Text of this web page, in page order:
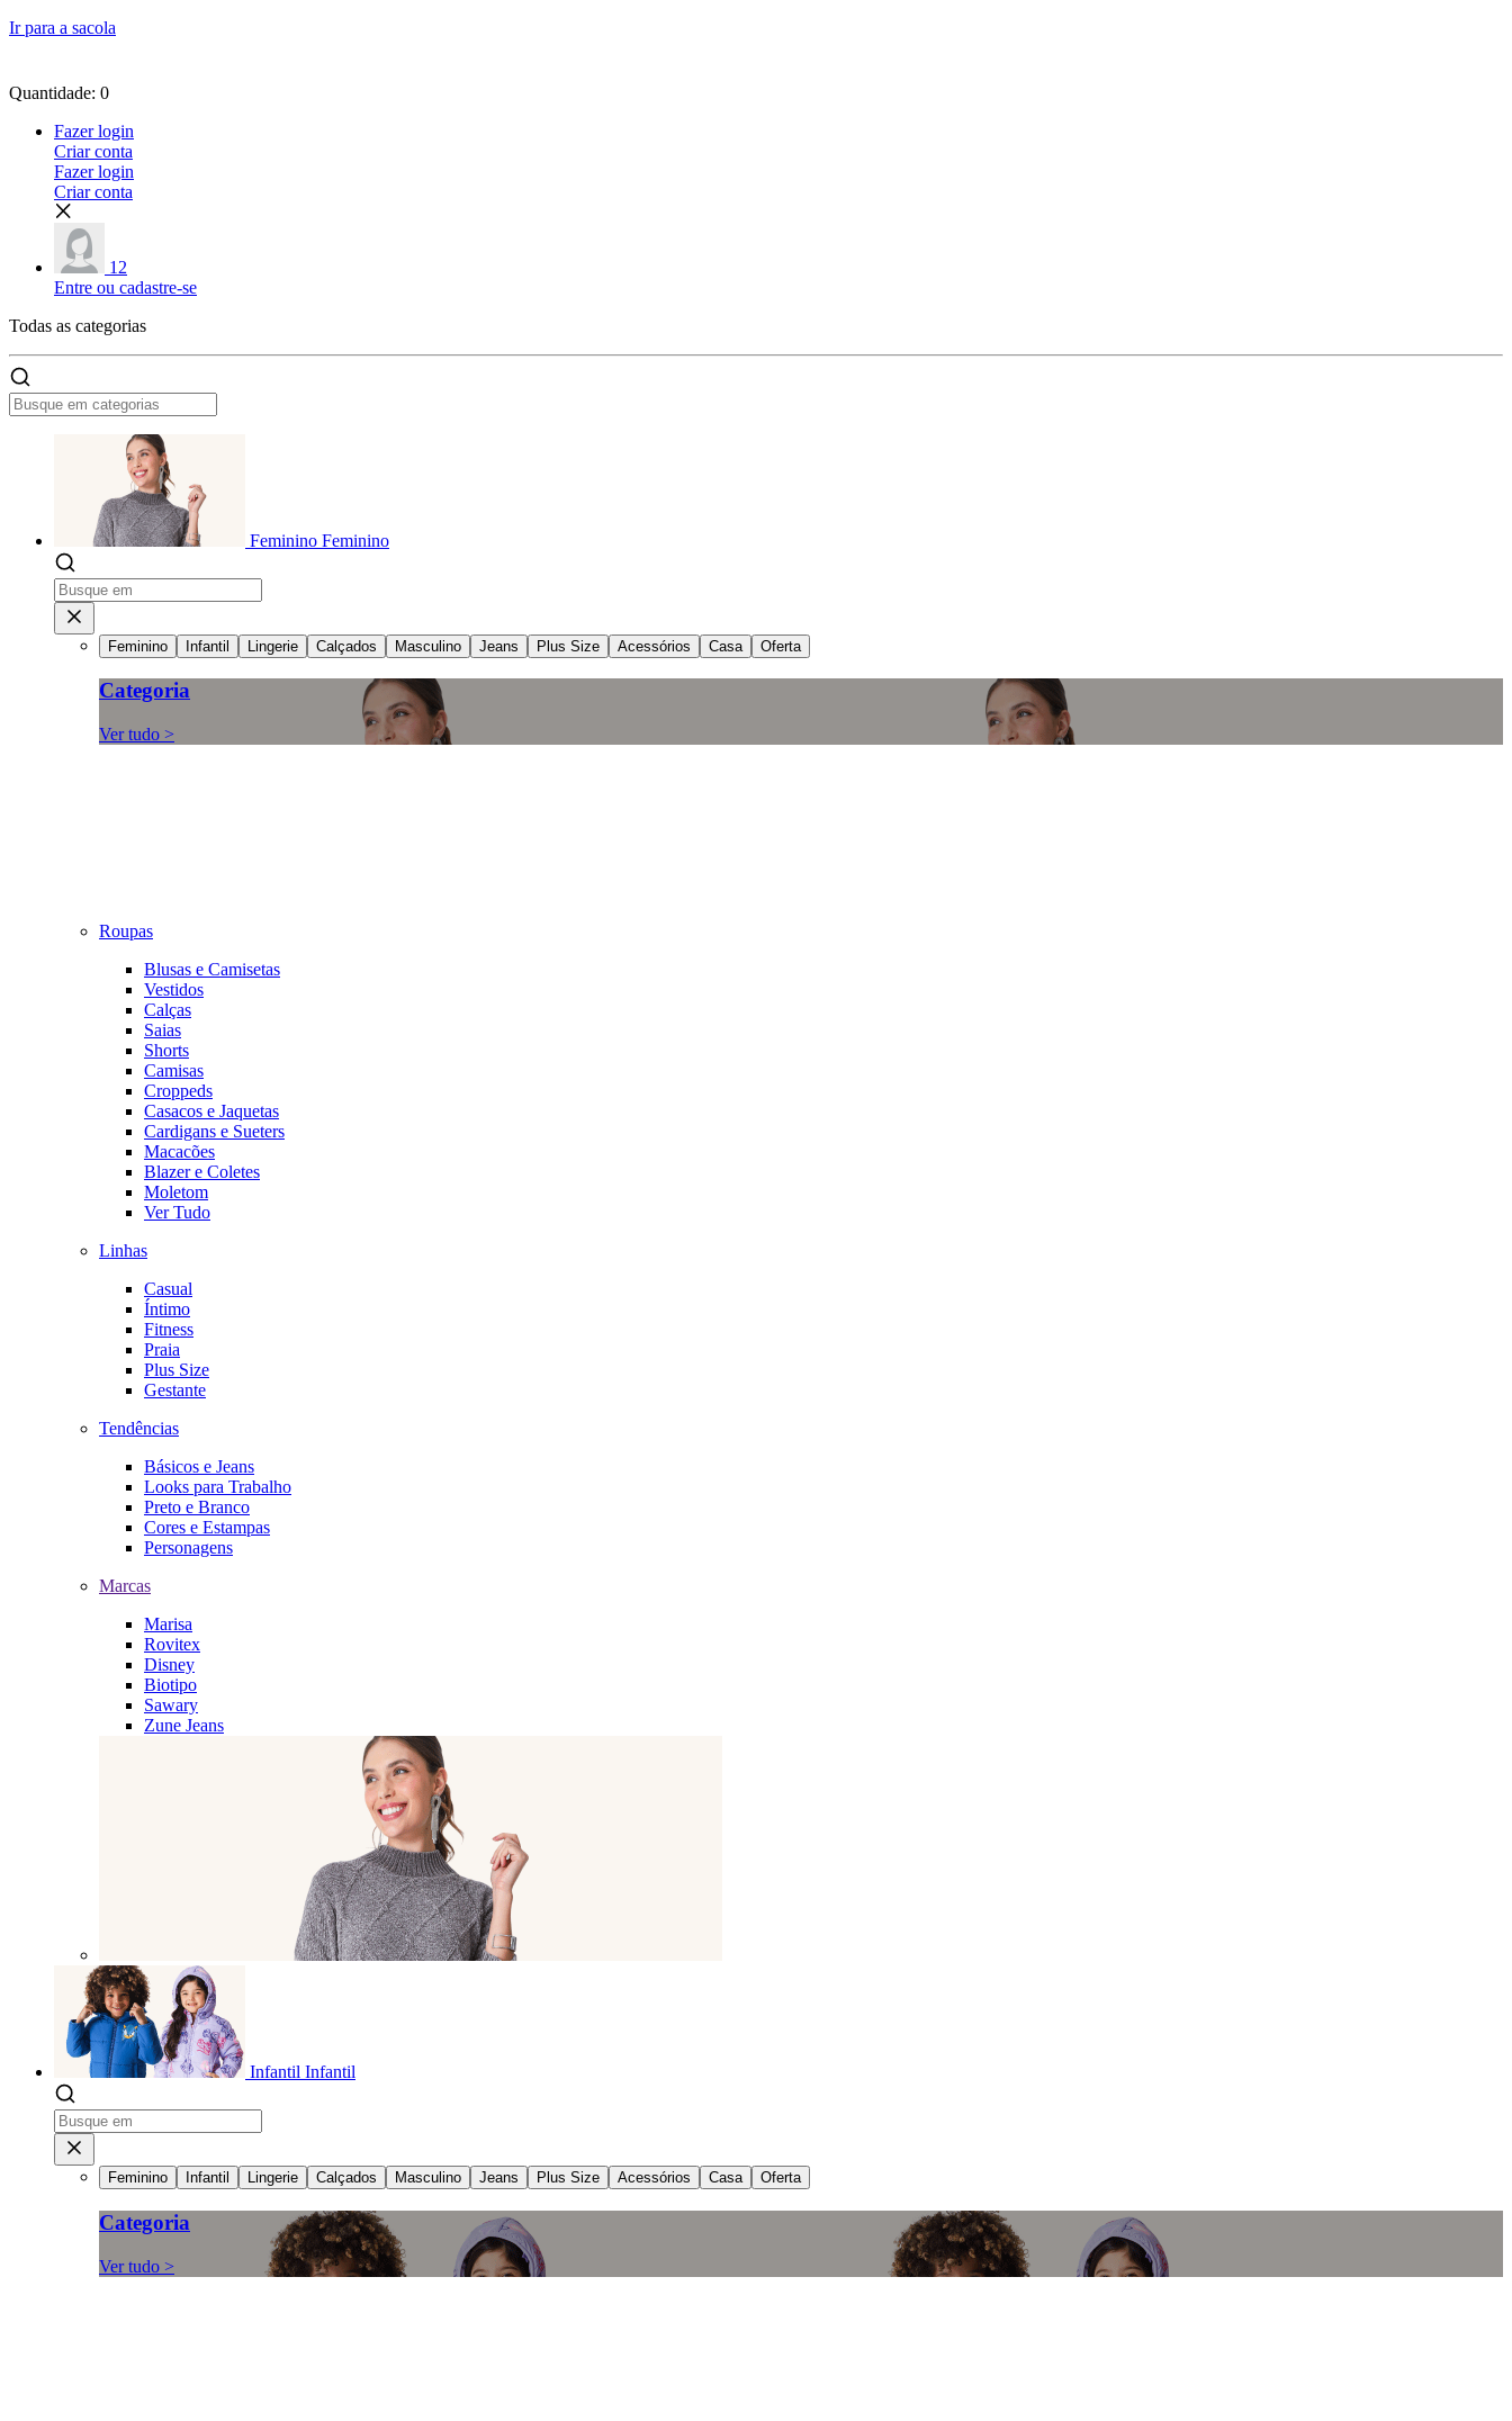
Ir para a sacola
Quantidade: 0
Fazer login
Criar conta
Fazer login
Criar conta
12
Entre ou cadastre-se
Todas as categorias
Feminino Feminino
Feminino Infantil Lingerie Calçados Masculino Jeans Plus Size Acessórios Casa Oferta
Categoria
Ver tudo >
Roupas
Blusas e Camisetas
Vestidos
Calças
Saias
Shorts
Camisas
Croppeds
Casacos e Jaquetas
Cardigans e Sueters
Macacões
Blazer e Coletes
Moletom
Ver Tudo
Linhas
Casual
Íntimo
Fitness
Praia
Plus Size
Gestante
Tendências
Básicos e Jeans
Looks para Trabalho
Preto e Branco
Cores e Estampas
Personagens
Marcas
Marisa
Rovitex
Disney
Biotipo
Sawary
Zune Jeans
Infantil Infantil
Feminino Infantil Lingerie Calçados Masculino Jeans Plus Size Acessórios Casa Oferta
Categoria
Ver tudo >